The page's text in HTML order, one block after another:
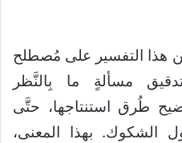
من هذا التفسير على مُصطلح
مسألةٍ ما بِالنَّظر
طُرق استنتاجها، حتَّى
الشكوك. بهذا المعنى،